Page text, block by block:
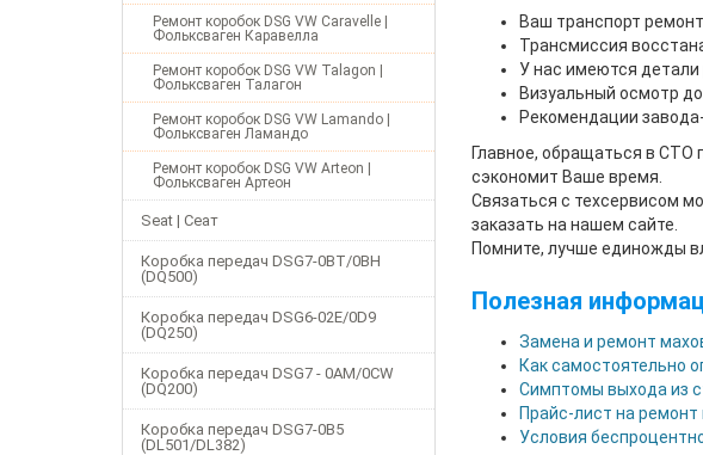
Ремонт коробок DSG VW Caravelle |
Фольксваген Каравелла
Ремонт коробок DSG VW Talagon |
Фольксваген Талагон
Ремонт коробок DSG VW Lamando |
Фольксваген Ламандо
Ремонт коробок DSG VW Arteon |
Фольксваген Артеон
Seat | Сеат
Коробка передач DSG7-0BT/0BH
(DQ500)
Коробка передач DSG6-02E/0D9
(DQ250)
Коробка передач DSG7 - 0AM/0CW
(DQ200)
Коробка передач DSG7-0B5
(DL501/DL382)
Ваш транспорт
Трансмиссия
У нас имеются детали
Визуальный осмотр
Рекомендации
Главное, обращаться в СТО
сэкономит Ваше время.
Связаться с техсервисом
заказать на нашем сайте.
Помните, лучше единожды
Полезная
Замена и ремонт
Как самостоятельно
Симптомы выхода из
Прайс-лист на
Условия